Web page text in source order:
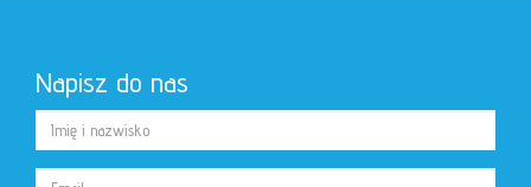
Napisz do nas